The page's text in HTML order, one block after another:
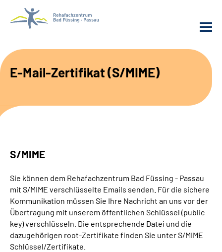
Suche
E-Mail-Zertifikat (S/MIME)
S/MIME
Sie können dem Rehafachzentrum Bad Füssing - Passau
mit S/MIME verschlüsselte Emails senden. Für die sichere
Kommunikation müssen Sie Ihre Nachricht an uns vor der
Übertragung mit unserem öffentlichen Schlüssel (public
key) verschlüsseln. Die entsprechende Datei und die
dazugehörigen root-Zertifikate finden Sie unter S/MIME
Schlüssel/Zertifikate.